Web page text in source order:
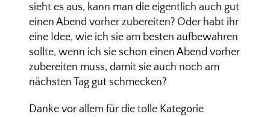
sieht es aus, kann man die eigentlich auch gut
einen Abend vorher zubereiten? Oder habt ihr
eine Idee, wie ich sie am besten aufbewahren
sollte, wenn ich sie schon einen Abend vorher
zubereiten muss, damit sie auch noch am
nächsten Tag gut schmecken?
Danke vor allem für die tolle Kategorie